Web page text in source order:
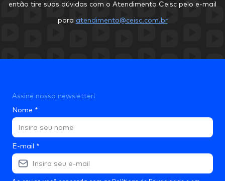
então tire suas dúvidas com o Atendimento Ceisc pelo e-mail
para atendimento@ceisc.com.br
Assine nossa newsletter!
Nome *
E-mail *